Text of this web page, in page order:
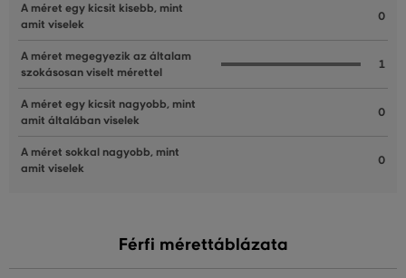
A méret egy kicsit kisebb, mint
amit viselek
0
A méret megegyezik az általam
szokásosan viselt mérettel
1
A méret egy kicsit nagyobb, mint
amit általában viselek
0
A méret sokkal nagyobb, mint
amit viselek
0
Férfi mérettáblázata